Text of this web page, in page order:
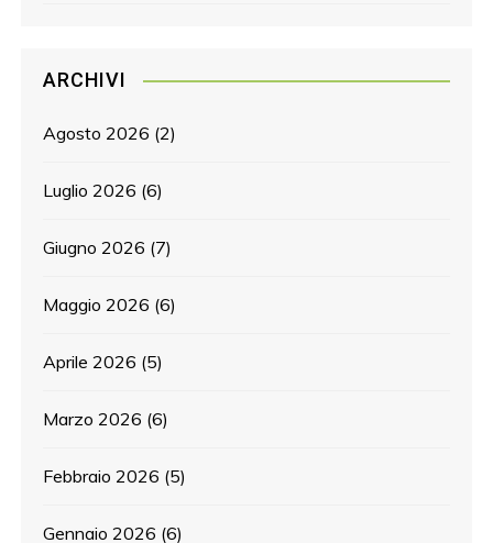
ARCHIVI
Agosto 2026 (2)
Luglio 2026 (6)
Giugno 2026 (7)
Maggio 2026 (6)
Aprile 2026 (5)
Marzo 2026 (6)
Febbraio 2026 (5)
Gennaio 2026 (6)